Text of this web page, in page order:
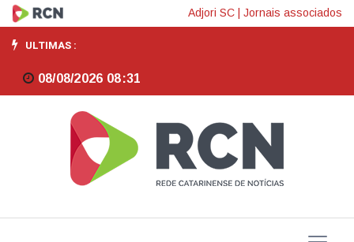
Copa
do
Mundo
movimentar
mais
Adjori SC Jornais associados
ULTIMAS :
08/08/2026 08:31